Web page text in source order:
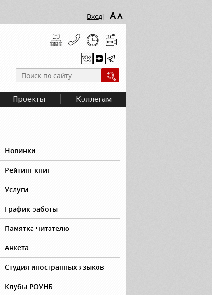
Вход| AA
Проекты Коллегам
Новинки
Рейтинг книг
Услуги
График работы
Памятка читателю
Анкета
Студия иностранных языков
Клубы РОУНБ